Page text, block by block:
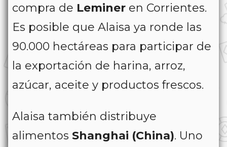
compra de Leminer en Corrientes.
Es posible que Alaisa ya ronde las
90.000 hectáreas para participar de
la exportación de harina, arroz,
azúcar, aceite y productos frescos.
Alaisa también distribuye
alimentos Shanghai (China). Uno